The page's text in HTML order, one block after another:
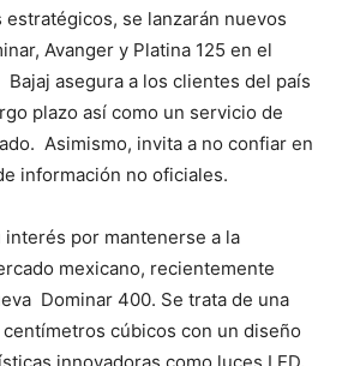
se lanzarán nuevos
Avanger y Platina 125 en el
asegura a los clientes del país
plazo así como un servicio de
Asimismo, invita a no confiar en
información no oficiales.
interés por mantenerse a la
mexicano, recientemente
Dominar 400. Se trata de una
cúbicos con un diseño
innovadoras como luces LED,